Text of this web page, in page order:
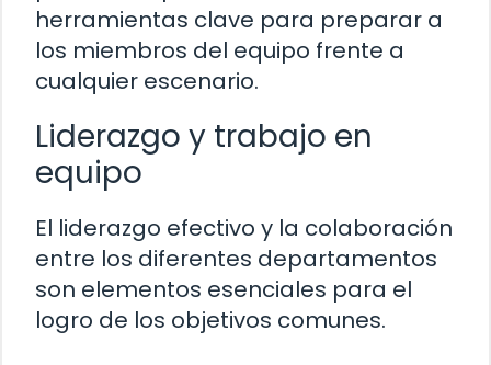
herramientas clave para preparar a
los miembros del equipo frente a
cualquier escenario.
Liderazgo y trabajo en
equipo
El liderazgo efectivo y la colaboración
entre los diferentes departamentos
son elementos esenciales para el
logro de los objetivos comunes.